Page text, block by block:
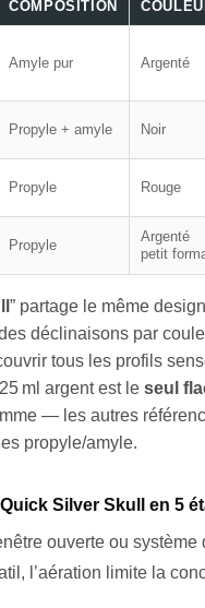
COMPOSITION
Amyle pur Argenté
Propyle + amyle Noir
Propyle Rouge
Propyle
Argenté
petit
” partage le même
déclinaisons par
tous les profils
ml argent est le seul
— les autres
propyle/amyle.
Silver Skull en 5
ouverte ou système
l’aération limite la